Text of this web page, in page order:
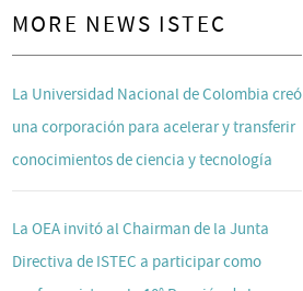
MORE NEWS ISTEC
La Universidad Nacional de Colombia creó
una corporación para acelerar y transferir
conocimientos de ciencia y tecnología
La OEA invitó al Chairman de la Junta
Directiva de ISTEC a participar como